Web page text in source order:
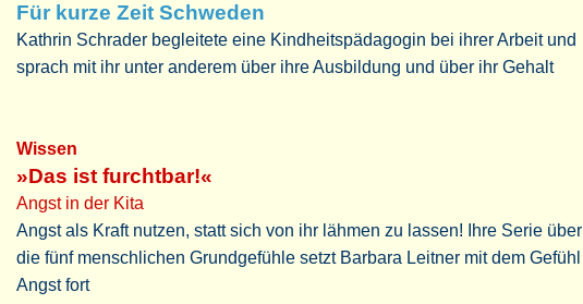
Für kurze Zeit Schweden
Kathrin Schrader begleitete eine Kindheitspädagogin bei ihrer Arbeit und
sprach mit ihr unter anderem über ihre Ausbildung und über ihr Gehalt
Wissen
»Das ist furchtbar!«
Angst in der Kita
Angst als Kraft nutzen, statt sich von ihr lähmen zu lassen! Ihre Serie über
die fünf menschlichen Grundgefühle setzt Barbara Leitner mit dem Gefühl
Angst fort